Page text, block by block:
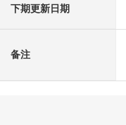
下期更新日期
备注